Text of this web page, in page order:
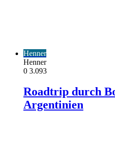
Henner
Henner
0 3.093
Roadtrip durch
Argentinien